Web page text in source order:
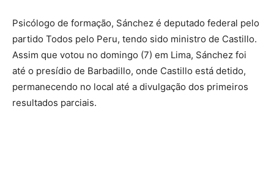
Psicólogo de formação, Sánchez é deputado federal pelo
partido Todos pelo Peru, tendo sido ministro de Castillo.
Assim que votou no domingo (7) em Lima, Sánchez foi
até o presídio de Barbadillo, onde Castillo está detido,
permanecendo no local até a divulgação dos primeiros
resultados parciais.